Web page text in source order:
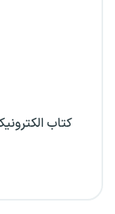
کتاب